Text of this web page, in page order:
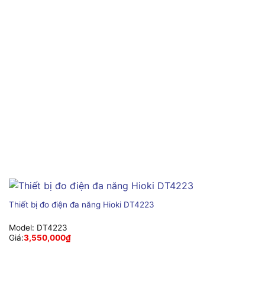
Thiết bị đo điện đa năng Hioki DT4223
Model: DT4223
Giá:3,550,000₫